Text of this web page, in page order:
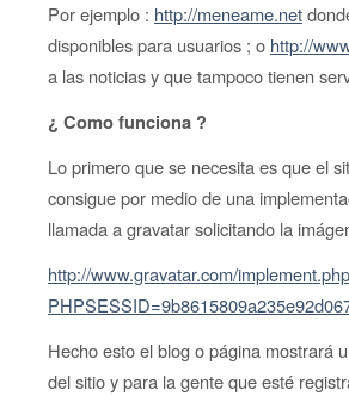
Por ejemplo : http://meneame.net
disponibles para usuarios ; o http://
a las noticias y que tampoco tienen
¿ Como funciona ?
Lo primero que se necesita es que el
consigue por medio de una
llamada a gravatar solicitando la
http://www.gravatar.com/
Hecho esto el blog o página mostrará
del sitio y para la gente que esté